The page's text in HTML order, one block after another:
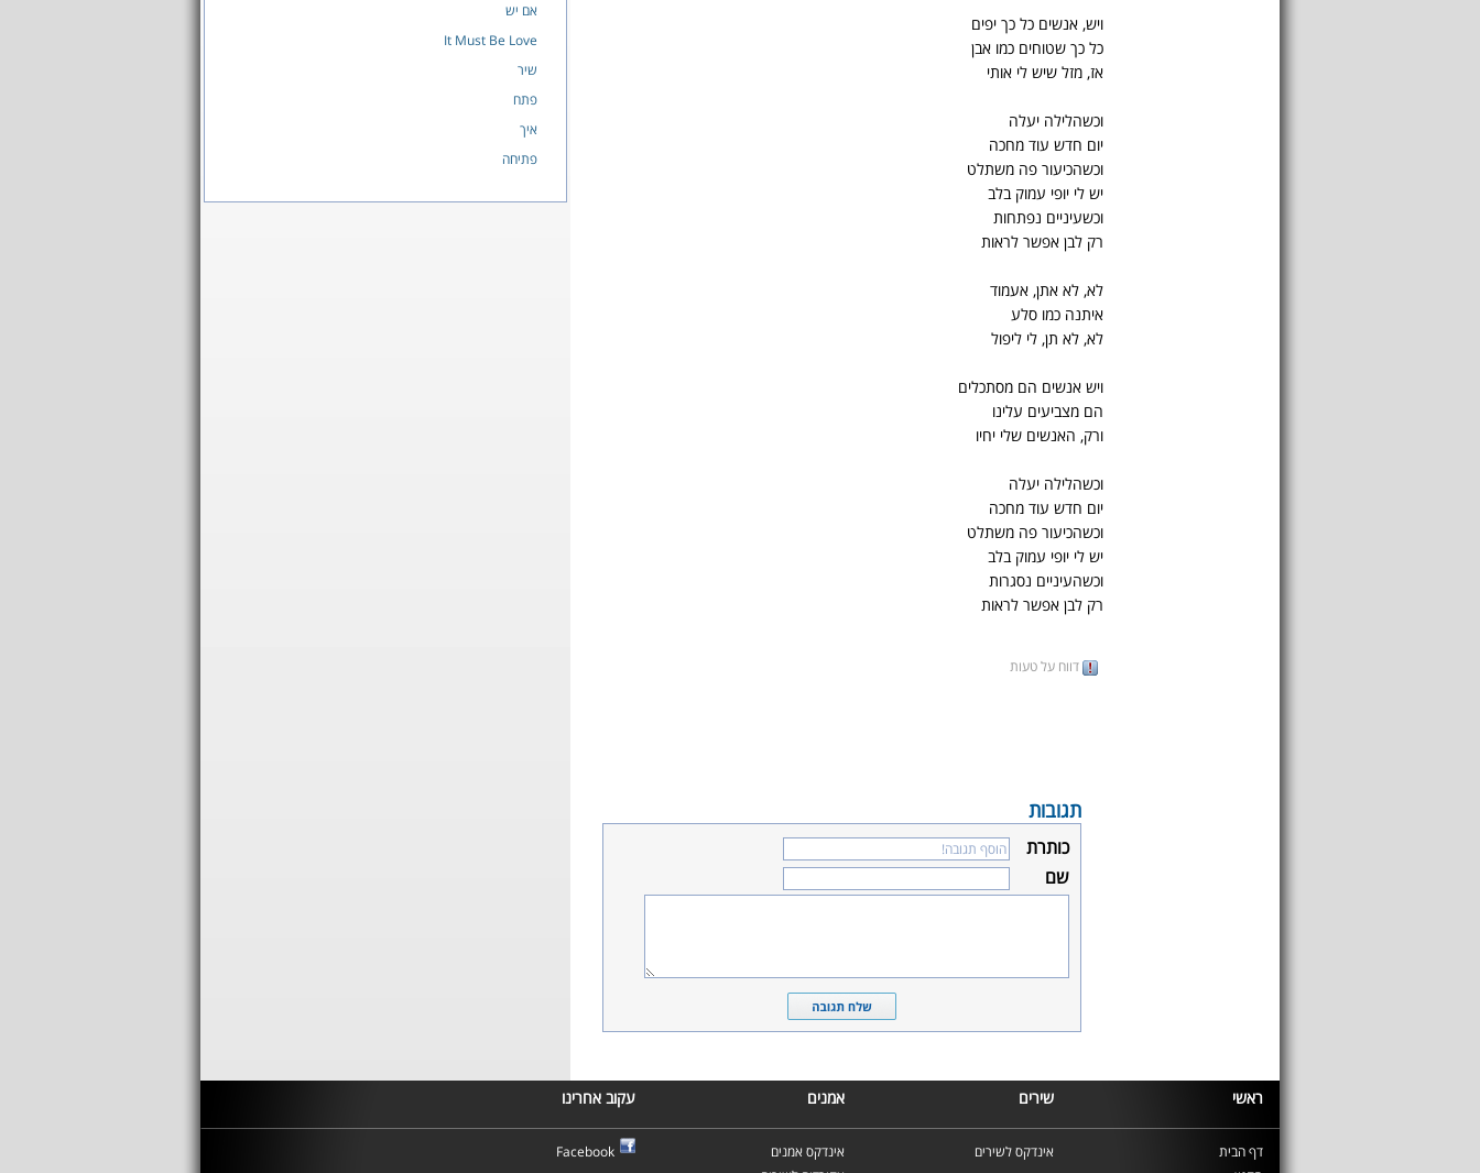
ויש, אנשים כל כך יפים
כל כך שטוחים כמו אבן
אז, מזל שיש לי אותי
וכשהלילה יעלה
יום חדש עוד מחכה
וכשהכיעור פה משתלט
יש לי יופי עמוק בלב
וכשעיניים נפתחות
רק לבן אפשר לראות
לא, לא אתן, אעמוד
איתנה כמו סלע
לא, לא תן, לי ליפול
ויש אנשים הם מסתכלים
הם מצביעים עלינו
ורק, האנשים שלי יחיו
וכשהלילה יעלה
יום חדש עוד מחכה
וכשהכיעור פה משתלט
יש לי יופי עמוק בלב
וכשהעיניים נסגרות
רק לבן אפשר לראות
דווח על טעות
תגובות
כותרת
שם
אם יש
It Must Be Love
שיר
פתח
איך
פתיחה
ראשי שירים אמנים עקוב אחרינו
דף הבית
אינדקס לשירים
אינדקס אמנים
Facebook